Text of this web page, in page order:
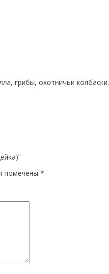
грибы, охотничьи колбаски.
помечены *